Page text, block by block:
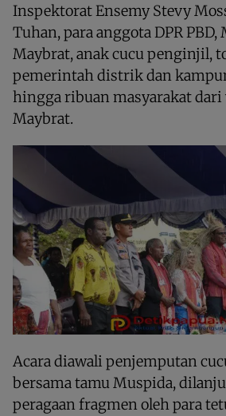
Inspektorat Ensemy Stevy
Tuhan, para anggota DPR PBD,
Maybrat, anak cucu penginjil,
pemerintah distrik dan
hingga ribuan masyarakat dari
Maybrat.
Acara diawali penjemputan
bersama tamu Muspida,
peragaan fragmen oleh para